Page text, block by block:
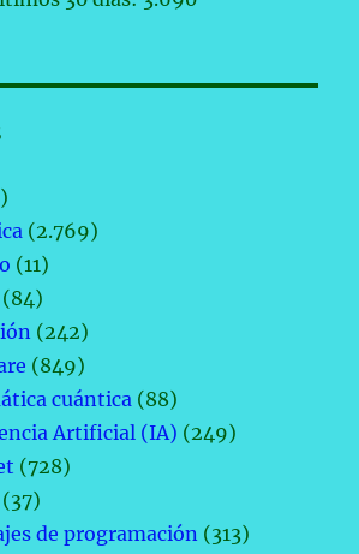
(2.769)
(11)
(84)
(242)
(849)
cuántica (88)
Artificial (IA) (249)
(728)
(37)
de programación (313)